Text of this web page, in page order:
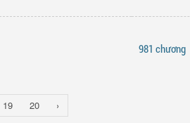
981 chương
19 20 ›